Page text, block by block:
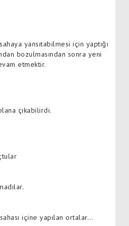
yansıtabilmesi için yaptığı
bozulmasından sonra yeni
etmektir.
çıkabilirdi.
içine yapılan ortalar…